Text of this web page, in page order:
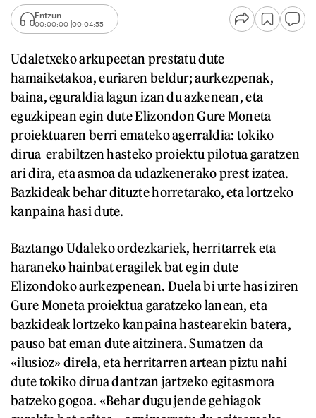
Entzun
00:00:00 00:04:55
Udaletxeko arkupeetan prestatu dute
hamaiketakoa, euriaren beldur; aurkezpenak,
baina, eguraldia lagun izan du azkenean, eta
eguzkipean egin dute Elizondon Gure Moneta
proiektuaren berri emateko agerraldia: tokiko
dirua erabiltzen hasteko proiektu pilotua garatzen
ari dira, eta asmoa da udazkenerako prest izatea.
Bazkideak behar dituzte horretarako, eta lortzeko
kanpaina hasi dute.
Baztango Udaleko ordezkariek, herritarrek eta
haraneko hainbat eragilek bat egin dute
Elizondoko aurkezpenean. Duela bi urte hasi ziren
Gure Moneta proiektua garatzeko lanean, eta
bazkideak lortzeko kanpaina hastearekin batera,
pauso bat eman dute aitzinera. Sumatzen da
«ilusioz» direla, eta herritarren artean piztu nahi
dute tokiko dirua dantzan jartzeko egitasmora
batzeko gogoa. «Behar dugu jende gehiagok